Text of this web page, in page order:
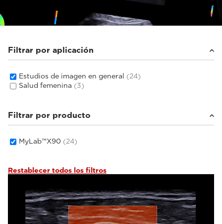
Filtrar por aplicación
Estudios de imagen en general (24)
Salud femenina (3)
Filtrar por producto
MyLab™X90 (24)
Restablecer todos los filtros